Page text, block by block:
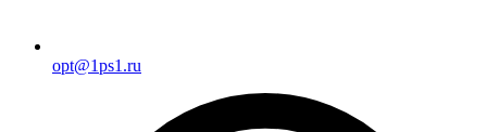
opt@1ps1.ru